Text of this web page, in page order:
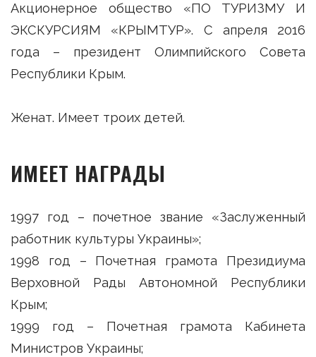
Акционерное общество «ПО ТУРИЗМУ И
ЭКСКУРСИЯМ «КРЫМТУР». С апреля 2016
года – президент Олимпийского Совета
Республики Крым.
Женат. Имеет троих детей.
ИМЕЕТ НАГРАДЫ
1997 год – почетное звание «Заслуженный
работник культуры Украины»;
1998 год – Почетная грамота Президиума
Верховной Рады Автономной Республики
Крым;
1999 год – Почетная грамота Кабинета
Министров Украины;